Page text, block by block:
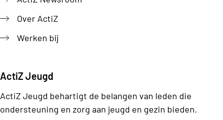
Over ActiZ
Werken bij
ActiZ Jeugd
ActiZ Jeugd behartigt de belangen van leden die
ondersteuning en zorg aan jeugd en gezin bieden.